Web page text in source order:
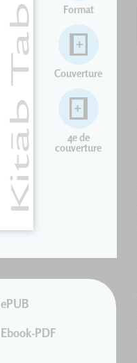
Format
Couverture
4e de
couverture
ePUB
Ebook-PDF